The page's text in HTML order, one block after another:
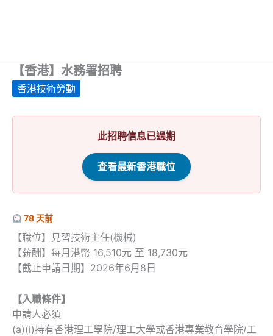
【香港】水務署招聘
香港技術勞動
此招聘信息已過期
查看最新香港職位
78 天前
【職位】見習技術主任(機械)
【薪酬】每月港幣 16,510元 至 18,730元
【截止申請日期】2026年6月8日
【入職條件】
申請人必須
(a)(i)持有香港理工學院/理工大學或香港專業教育學院/工